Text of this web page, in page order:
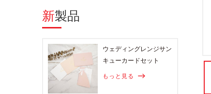
新製品
ウェディングレンジサン
キューカードセット
もっと見る